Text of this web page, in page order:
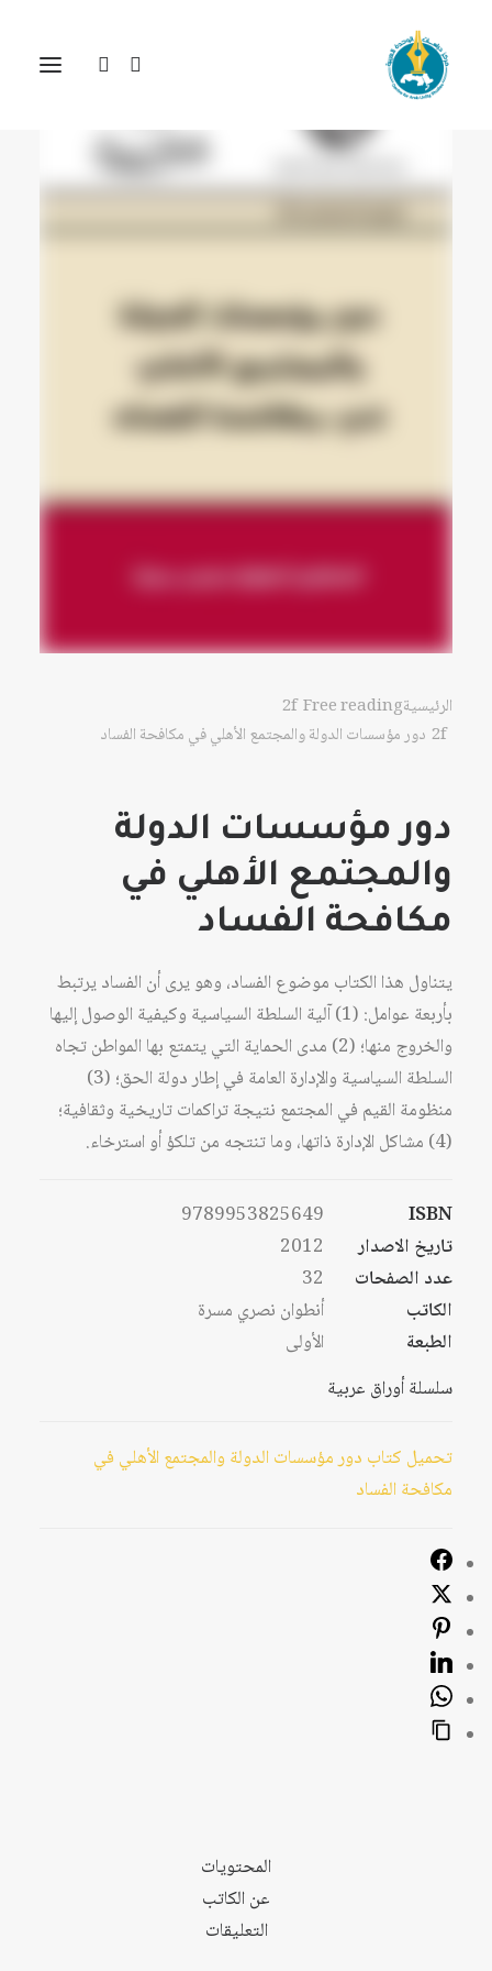
الرئيسيةFree reading
دور مؤسسات الدولة والمجتمع الأهلي في مكافحة الفساد
دور مؤسسات الدولة
والمجتمع الأهلي في
مكافحة الفساد
يتناول هذا الكتاب موضوع الفساد، وهو يرى أن الفساد يرتبط
بأربعة عوامل: (1) آلية السلطة السياسية وكيفية الوصول إليها
والخروج منها؛ (2) مدى الحماية التي يتمتع بها المواطن تجاه
السلطة السياسية والإدارة العامة في إطار دولة الحق؛ (3)
منظومة القيم في المجتمع نتيجة تراكمات تاريخية وثقافية؛
(4) مشاكل الإدارة ذاتها، وما تنتجه من تلكؤ أو استرخاء.
ISBN
9789953825649
تاريخ الاصدار
2012
عدد الصفحات
32
الكاتب
أنطوان نصري مسرة
الطبعة
الأولى
سلسلة أوراق عربية
تحميل كتاب دور مؤسسات الدولة والمجتمع الأهلي في
مكافحة الفساد
المحتويات
عن الكاتب
التعليقات